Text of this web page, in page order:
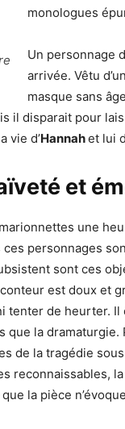
monologues
Un personnage
arrivée. Vêtu
masque sans
il disparait pour
vie d’Hannahet lui
et
une
personnages
sont ces
est doux et
tenter de heurter.
que la
de la tragédie
reconnaissables,
la pièce